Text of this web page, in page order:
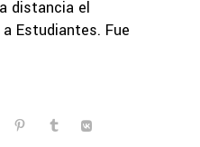
distancia el
Estudiantes. Fue